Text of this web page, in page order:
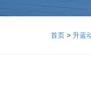
首页 > 升蓝